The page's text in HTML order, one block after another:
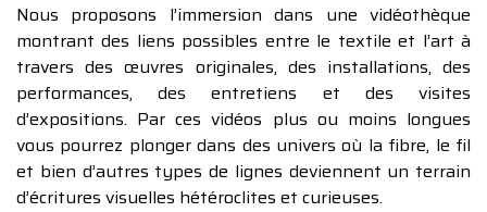
Nous proposons l’immersion dans une vidéothèque
montrant des liens possibles entre le textile et l’art à
travers des œuvres originales, des installations, des
performances, des entretiens et des visites
d’expositions. Par ces vidéos plus ou moins longues
vous pourrez plonger dans des univers où la fibre, le fil
et bien d’autres types de lignes deviennent un terrain
d’écritures visuelles hétéroclites et curieuses.